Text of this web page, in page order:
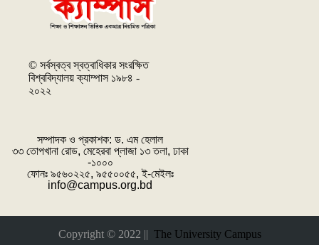
© সর্বস্বত্ব স্বত্বাধিকার সংরক্ষিত
বিশ্ববিদ্যালয় ক্যাম্পাস ১৯৮৪ -
২০২২
সম্পাদক ও প্রকাশক: ‌ড. এম হেলাল
৩৩ তোপখানা রোড, মেহেরবা প্লাজা ১৩ তলা, ঢাকা
-১০০০
ফোনঃ ৯৫৬০২২৫, ৯৫৫০০৫৫, ই-মেইলঃ
info@campus.org.bd
Copyright © 2022 || The University Campus